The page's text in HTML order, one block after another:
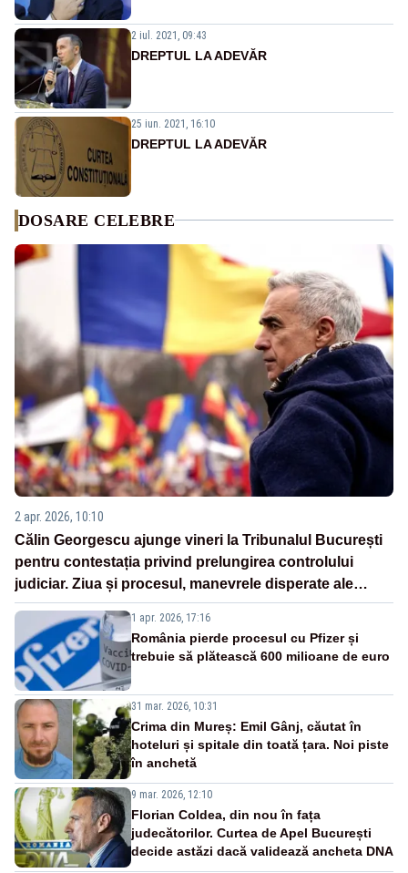
2 iul. 2021, 09:43
DREPTUL LA ADEVĂR
25 iun. 2021, 16:10
DREPTUL LA ADEVĂR
DOSARE CELEBRE
2 apr. 2026, 10:10
Călin Georgescu ajunge vineri la Tribunalul București
pentru contestația privind prelungirea controlului
judiciar. Ziua și procesul, manevrele disperate ale
Sistemului
1 apr. 2026, 17:16
România pierde procesul cu Pfizer și
trebuie să plătească 600 milioane de euro
31 mar. 2026, 10:31
Crima din Mureș: Emil Gânj, căutat în
hoteluri și spitale din toată țara. Noi piste
în anchetă
9 mar. 2026, 12:10
Florian Coldea, din nou în fața
judecătorilor. Curtea de Apel București
decide astăzi dacă validează ancheta DNA